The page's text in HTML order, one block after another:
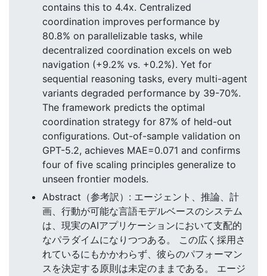
contains this to 4.4x. Centralized
coordination improves performance by
80.8% on parallelizable tasks, while
decentralized coordination excels on web
navigation (+9.2% vs. +0.2%). Yet for
sequential reasoning tasks, every multi-agent
variants degraded performance by 39-70%.
The framework predicts the optimal
coordination strategy for 87% of held-out
configurations. Out-of-sample validation on
GPT-5.2, achieves MAE=0.071 and confirms
four of five scaling principles generalize to
unseen frontier models.
Abstract（参考訳）: エージェント、推論、計
画、行動が可能な言語モデルベースのシステム
は、現実のAIアプリケーションにおいて支配的
なパラダイムになりつつある。 この広く採用さ
れているにもかかわらず、彼らのパフォーマン
スを決定する原則は未定のままである。 エージ